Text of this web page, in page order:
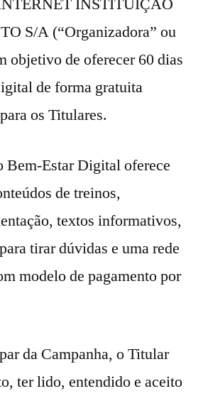
S/A (“Organizadora” ou
objetivo de oferecer 60 dias
de forma gratuita
os Titulares.
Bem-Estar Digital oferece
de treinos,
textos informativos,
tirar dúvidas e uma rede
modelo de pagamento por
da Campanha, o Titular
ter lido, entendido e aceito